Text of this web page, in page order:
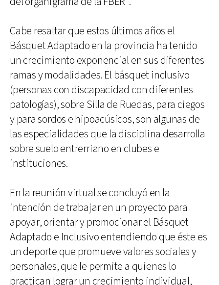
Cabe resaltar que estos últimos años el
Básquet Adaptado en la provincia ha tenido
un crecimiento exponencial en sus diferentes
ramas y modalidades. El básquet inclusivo
(personas con discapacidad con diferentes
patologías), sobre Silla de Ruedas, para ciegos
y para sordos e hipoacúsicos, son algunas de
las especialidades que la disciplina desarrolla
sobre suelo entrerriano en clubes e
instituciones.
En la reunión virtual se concluyó en la
intención de trabajar en un proyecto para
apoyar, orientar y promocionar el Básquet
Adaptado e Inclusivo entendiendo que éste es
un deporte que promueve valores sociales y
personales, que le permite a quienes lo
practican lograr un crecimiento individual,